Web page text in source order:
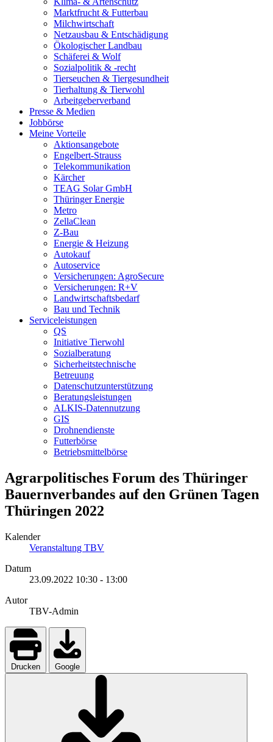
Marktfrucht & Futterbau
Milchwirtschaft
Netzausbau & Entschädigung
Ökologischer Landbau
Schäferei & Wolf
Sozialpolitik & -recht
Tierseuchen & Tiergesundheit
Tierhaltung & Tierwohl
Arbeitgeberverband
Presse & Medien
Jobbörse
Meine Vorteile
Aktionsangebote
Engelbert-Strauss
Telekommunikation
Kärcher
TEAG Solar GmbH
Thüringer Energie
Metro
ZellaClean
Z-Bau
Energie & Heizung
Autokauf
Autoservice
Versicherungen: AgroSecure
Versicherungen: R+V
Landwirtschaftsbedarf
Bau und Technik
Service­­leistungen
QS
Initiative Tierwohl
Sozialberatung
Sicherheitstechnische
Betreuung
Datenschutzunterstützung
Beratungsleistungen
ALKIS-Datennutzung
GIS
Drohnendienste
Futterbörse
Betriebsmittelbörse
Agrarpolitisches Forum des Thüringer
Bauernverbandes auf den Grünen Tagen
Thüringen 2022
Kalender
Veranstaltung TBV
Datum
23.09.2022 10:30 - 13:00
Autor
TBV-Admin
Drucken Google